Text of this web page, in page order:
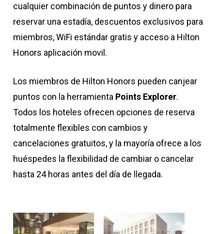
cualquier combinación de puntos y dinero para
reservar una estadía, descuentos exclusivos para
miembros, WiFi estándar gratis y acceso a Hilton
Honors aplicación movil.
Los miembros de Hilton Honors pueden canjear
puntos con la herramienta Points Explorer.
Todos los hoteles ofrecen opciones de reserva
totalmente flexibles con cambios y
cancelaciones gratuitos, y la mayoría ofrece a los
huéspedes la flexibilidad de cambiar o cancelar
hasta 24 horas antes del día de llegada.